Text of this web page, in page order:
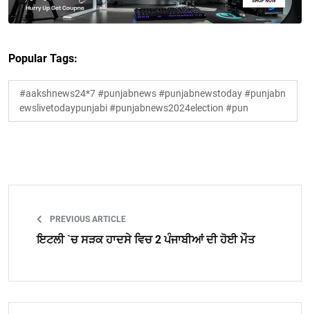
Popular Tags:
#aakshnews24*7 #punjabnews #punjabnewstoday #punjabn
ewslivetodaypunjabi #punjabnews2024election #pun
PREVIOUS ARTICLE
ਇਟਲੀ `ਚ ਸੜਕ ਹਾਦਸੇ ਵਿਚ 2 ਪੰਜਾਬੀਆਂ ਦੀ ਹੋਈ ਮੌਤ